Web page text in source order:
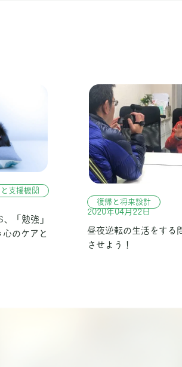
支援機関
「勉強」
のケアと
復帰と将来設計
2020年04月22日
昼夜逆転の生活をする
させよう！